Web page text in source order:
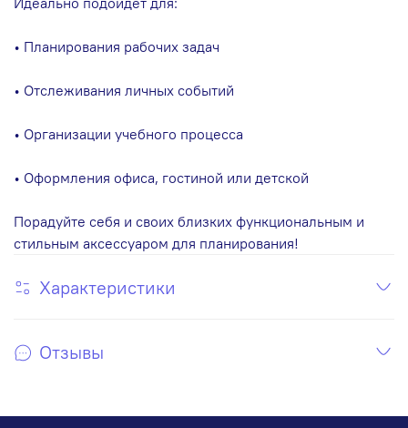
• Планирования рабочих задач
• Отслеживания личных событий
• Организации учебного процесса
• Оформления офиса, гостиной или детской
Порадуйте себя и своих близких функциональным и
стильным аксессуаром для планирования!
Характеристики
Отзывы